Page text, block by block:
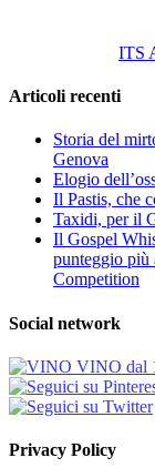
ITS
Articoli recenti
Storia del
Genova
Elogio
Il Pastis, che
Taxidi, per il
Il Gospel
punteggio più
Competition
Social network
Privacy Policy